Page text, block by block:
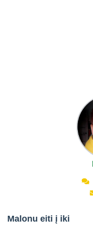
Malonu eiti į iki